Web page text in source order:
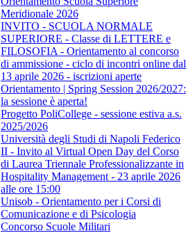
Meridionale 2026
INVITO - SCUOLA NORMALE
SUPERIORE - Classe di LETTERE e
FILOSOFIA - Orientamento al concorso
di ammissione - ciclo di incontri online dal
13 aprile 2026 - iscrizioni aperte
Orientamento | Spring Session 2026/2027:
la sessione è aperta!
Progetto PoliCollege - sessione estiva a.s.
2025/2026
Università degli Studi di Napoli Federico
II - Invito al Virtual Open Day del Corso
di Laurea Triennale Professionalizzante in
Hospitality Management - 23 aprile 2026
alle ore 15:00
Unisob - Orientamento per i Corsi di
Comunicazione e di Psicologia
Concorso Scuole Militari